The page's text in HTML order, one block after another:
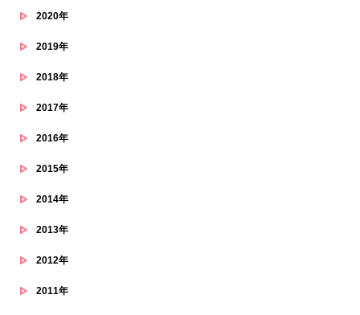
2020年
2019年
2018年
2017年
2016年
2015年
2014年
2013年
2012年
2011年